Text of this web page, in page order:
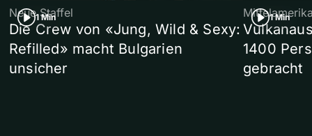
1 Min
Neue Staffel
Die Crew von «Jung, Wild & Sexy:
Refilled» macht Bulgarien
unsicher
1 Min
1400
gebracht